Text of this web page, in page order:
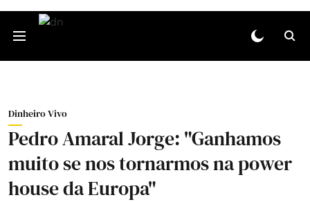
Dinheiro Vivo
Pedro Amaral Jorge: "Ganhamos
muito se nos tornarmos na power
house da Europa"